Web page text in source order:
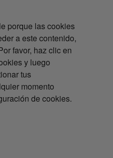
porque las cookies
a este contenido,
favor, haz clic en
y luego
tus
momento
de cookies.